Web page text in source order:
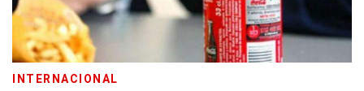
INTERNACIONAL